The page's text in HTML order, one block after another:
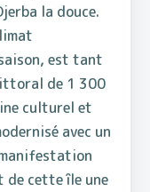
la douce.
est tant
de 1 300
culturel et
avec un
de cette île une